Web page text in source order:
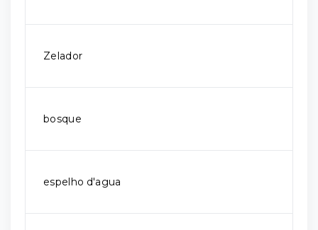
Zelador
bosque
espelho d'agua